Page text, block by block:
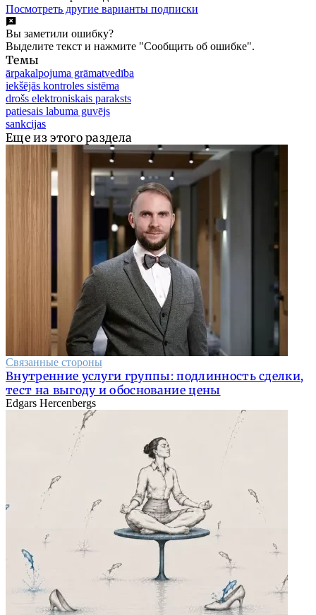
Посмотреть другие варианты подписки
Вы заметили ошибку?
Выделите текст и нажмите "Сообщить об ошибке".
Темы
ārpakalpojuma grāmatvedība
iekšējās kontroles sistēma
drošs elektroniskais paraksts
patiesais labuma guvējs
sankcijas
Еще из этого раздела
Связанные стороны
Внутренние услуги группы: подлинность сделки,
тест на выгоду и обоснование цены
Edgars Hercenbergs